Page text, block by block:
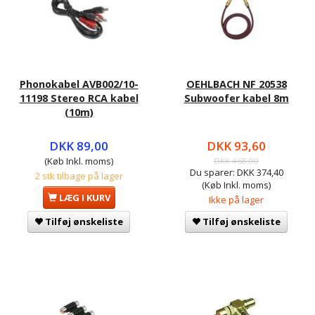
Phonokabel AVB002/10-
11198 Stereo RCA kabel
(10m)
DKK 89,00
(Køb Inkl. moms)
2 stk tilbage på lager
LÆG I KURV
Tilføj ønskeliste
OEHLBACH NF 20538
Subwoofer kabel 8m
DKK 93,60
DKK 468,00
Du sparer: DKK 374,40
(Køb Inkl. moms)
Ikke på lager
Tilføj ønskeliste